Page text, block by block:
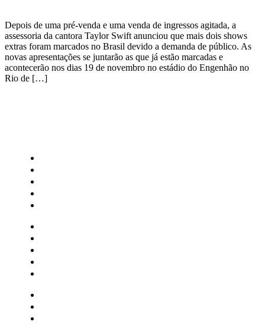
Depois de uma pré-venda e uma venda de ingressos agitada, a
assessoria da cantora Taylor Swift anunciou que mais dois shows
extras foram marcados no Brasil devido a demanda de público. As
novas apresentações se juntarão as que já estão marcadas e
acontecerão nos dias 19 de novembro no estádio do Engenhão no
Rio de […]